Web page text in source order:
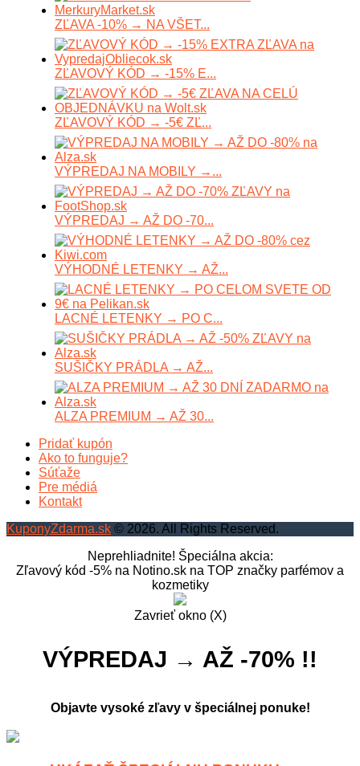
ZĽAVA -10% → NA VŠET...
ZĽAVOVÝ KÓD → -15% E...
ZĽAVOVÝ KÓD → -5€ ZĽ...
VÝPREDAJ NA MOBILY →...
VÝPREDAJ → AŽ DO -70...
VÝHODNÉ LETENKY → AŽ...
LACNÉ LETENKY → PO C...
SUŠIČKY PRÁDLA → AŽ...
ALZA PREMIUM → AŽ 30...
Pridať kupón
Ako to funguje?
Súťaže
Pre médiá
Kontakt
KuponyZdarma.sk © 2026. All Rights Reserved.
Neprehliadnite! Špeciálna akcia:
Zľavový kód -5% na Notino.sk na TOP značky parfémov a
kozmetiky
Zavrieť okno (X)
VÝPREDAJ → AŽ -70% !!
Objavte vysoké zľavy v špeciálnej ponuke!